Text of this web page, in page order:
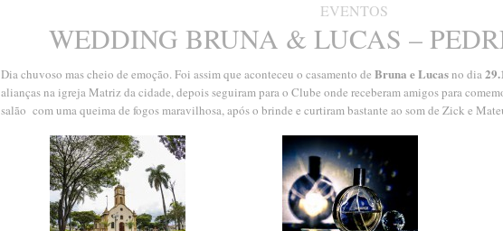
EVENTOS
WEDDING BRUNA & LUCAS –
Dia chuvoso mas cheio de emoção. Foi assim que aconteceu o casamento de Bruna e Lucasno dia
alianças na igreja Matriz da cidade, depois seguiram para o Clube onde receberam amigos para
salão com uma queima de fogos maravilhosa, após o brinde e curtiram bastante ao som de Zick e